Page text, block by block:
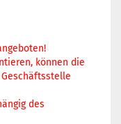
können die
des